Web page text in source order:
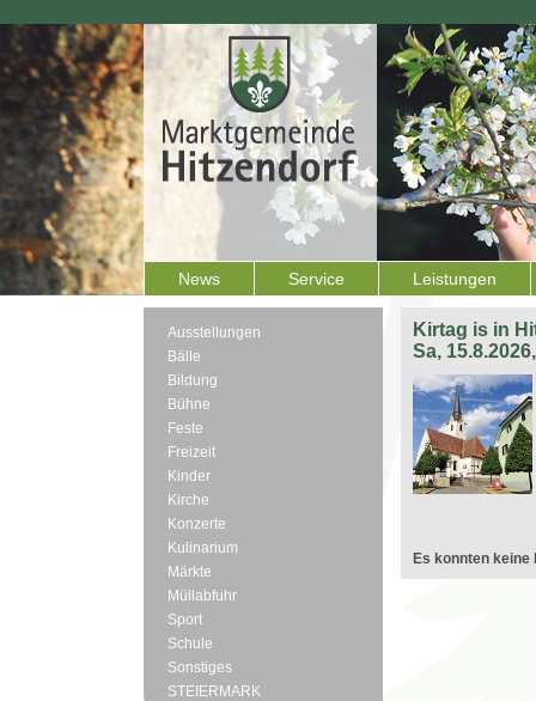
News Service Leistungen
Ausstellungen
Bälle
Bildung
Bühne
Feste
Freizeit
Kinder
Kirche
Konzerte
Kulinarium
Märkte
Müllabfuhr
Sport
Schule
Sonstiges
STEIERMARK
Kirtag is in
Sa,
Es konnten keine